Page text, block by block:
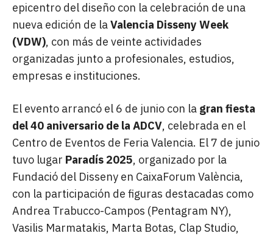
epicentro del diseño con la celebración de una
nueva edición de laValencia Disseny Week
(VDW), con más de veinte actividades
organizadas junto a profesionales, estudios,
empresas e instituciones.
El evento arrancó el 6 de junio con la gran fiesta
del 40 aniversario de la ADCV, celebrada en el
Centro de Eventos de Feria Valencia. El 7 de junio
tuvo lugar Paradís 2025, organizado por la
Fundació del Disseny en CaixaForum València,
con la participación de figuras destacadas como
Andrea Trabucco-Campos (Pentagram NY),
Vasilis Marmatakis, Marta Botas, Clap Studio,